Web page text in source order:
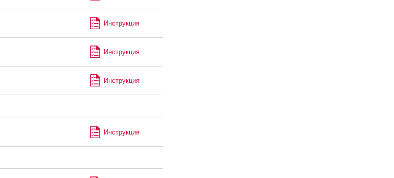
Инструкция
Инструкция
Инструкция
Инструкция